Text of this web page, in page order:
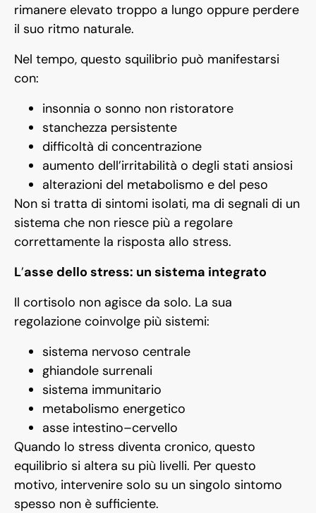
rimanere elevato troppo a lungo oppure perdere
il suo ritmo naturale.
Nel tempo, questo squilibrio può manifestarsi
con:
insonnia o sonno non ristoratore
stanchezza persistente
difficoltà di concentrazione
aumento dell’irritabilità o degli stati ansiosi
alterazioni del metabolismo e del peso
Non si tratta di sintomi isolati, ma di segnali di un
sistema che non riesce più a regolare
correttamente la risposta allo stress.
L’asse dello stress: un sistema integrato
Il cortisolo non agisce da solo. La sua
regolazione coinvolge più sistemi:
sistema nervoso centrale
ghiandole surrenali
sistema immunitario
metabolismo energetico
asse intestino–cervello
Quando lo stress diventa cronico, questo
equilibrio si altera su più livelli. Per questo
motivo, intervenire solo su un singolo sintomo
spesso non è sufficiente.